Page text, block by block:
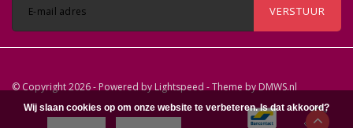
VERSTUUR
© Copyright 2026 - Powered by Lightspeed - Theme by DMWS.nl
Wij slaan cookies op om onze website te verbeteren. Is dat akkoord?